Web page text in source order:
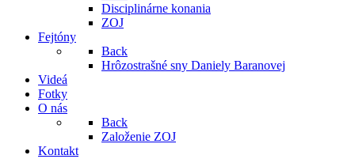
Disciplinárne konania
ZOJ
Fejtóny
Back
Hrôzostrašné sny Daniely Baranovej
Videá
Fotky
O nás
Back
Založenie ZOJ
Kontakt